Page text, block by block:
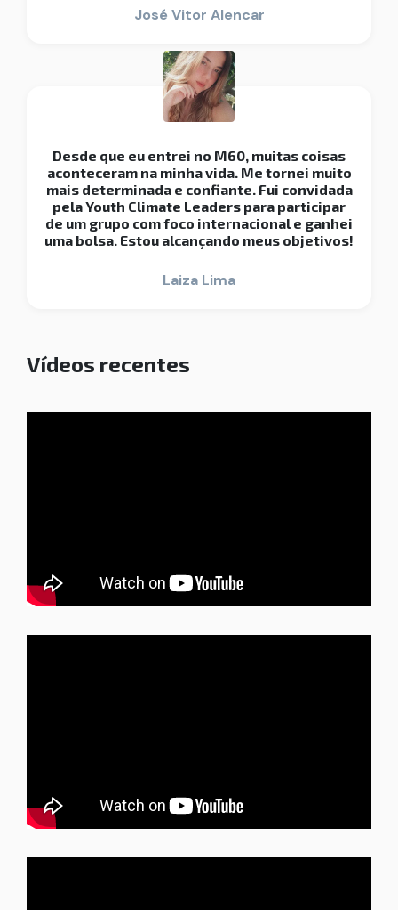
José Vitor Alencar
Desde que eu entrei no M60, muitas coisas
aconteceram na minha vida. Me tornei muito
mais determinada e confiante. Fui convidada
pela Youth Climate Leaders para participar
de um grupo com foco internacional e ganhei
uma bolsa. Estou alcançando meus objetivos!
Laiza Lima
Vídeos recentes